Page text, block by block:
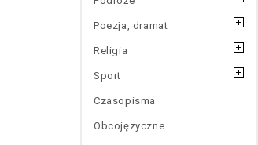
Poezja, dramat
Religia
Sport
Czasopisma
Obcojęzyczne